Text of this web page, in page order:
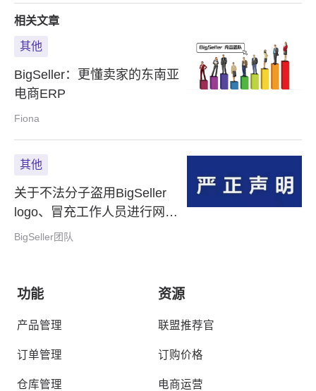
相关文章
其他
BigSeller：更懂卖家的东南亚
电商ERP
Fiona
其他
关于不法分子盗用BigSeller
logo、冒充工作人员进行网络
诈骗的严正声明
BigSeller团队
功能
产品管理
订单管理
仓库管理
资源
联盟推荐官
订购价格
电商运营